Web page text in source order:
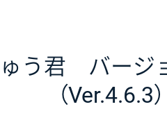
う君 バージ
（Ver.4.6.3）